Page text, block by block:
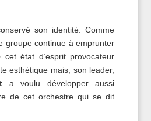
son identité. Comme
groupe continue à emprunter
cet état d’esprit provocateur
esthétique mais, son leader,
a voulu développer aussi
de cet orchestre qui se dit